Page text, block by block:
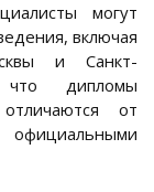
могут
включая
и Санкт-
дипломы
от